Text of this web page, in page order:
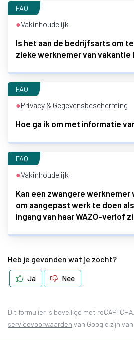
●Vakinhoudelijk
Is het aan de bedrijfsarts om
zieke werknemer van vakantie
FAQ
●Privacy & Gegevensbescherming
Hoe ga ik om met informatie
FAQ
●Vakinhoudelijk
Kan een zwangere
om aangepast werk te doen
ingang van haar WAZO-verlof
FAQ
Heb je gevonden wat je zocht?
Ja Nee
Dit formulier is beveiligd met
servicevoorwaarden (opent in nieuw
van Google zijn